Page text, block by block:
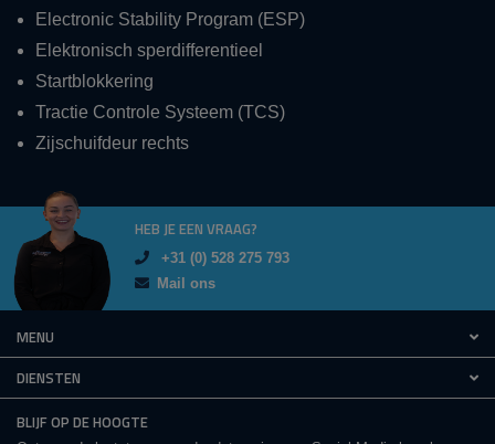
Electronic Stability Program (ESP)
Elektronisch sperdifferentieel
Startblokkering
Tractie Controle Systeem (TCS)
Zijschuifdeur rechts
HEB JE EEN VRAAG?
+31 (0) 528 275 793
Mail ons
MENU
DIENSTEN
BLIJF OP DE HOOGTE